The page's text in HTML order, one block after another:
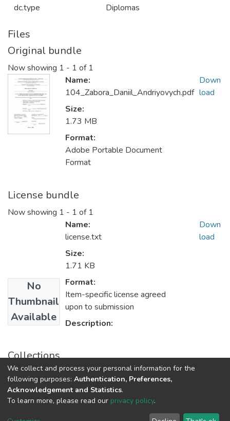
dc.type Diplomas
Files
Original bundle
Now showing 1 - 1 of 1
Name:
104_Zabora_Daniil_Andriyovych.pdf
Size:
1.73 MB
Format:
Adobe Portable Document
Format
Down
load
License bundle
Now showing 1 - 1 of 1
No
Thumbnail
Available
Name:
license.txt
Size:
1.71 KB
Format:
Item-specific license agreed
upon to submission
Description:
Down
load
Collections
Бакалаври МФІТ
DSpace software copyright © 2009-2026
Cookie End User Send
We collect and process your personal information for the
following purposes: Authentication, Preferences,
Acknowledgement and Statistics.
To learn more, please read our privacy policy.